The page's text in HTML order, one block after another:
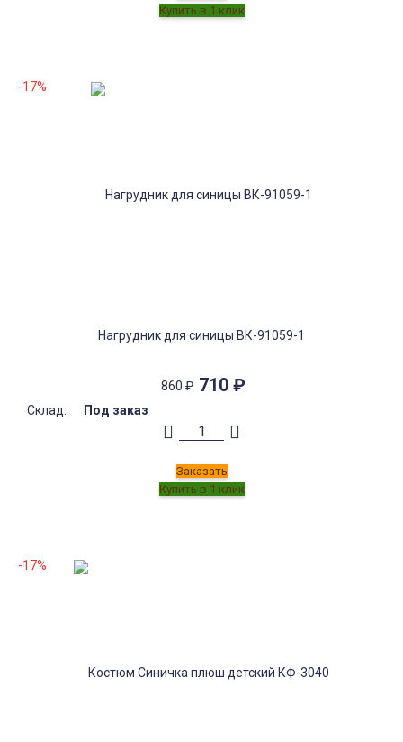
Нагрудник для синицы ВК-91059-1
860 ₽ 710 ₽
Склад: Под заказ
Заказать
-17%
-17%